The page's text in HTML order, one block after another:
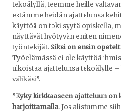
tekoälyllä, teemme heille
estämme heidän ajattelunsa
käyttöä on toki syytä opiskella,
näyttävät hyötyvän eniten
työntekijät. Siksi on ensin
Työelämässä ei ole käyttöä
ulkoistaa ajattelunsa tekoälylle –
välikäsi”.
”Kyky kirkkaaseen ajatteluun on
harjoittamalla. Jos alistumme